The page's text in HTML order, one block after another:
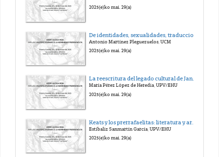
2025(e)ko mai. 29(a)
Antonio Martínez Pleguezuelos, UCM
2025(e)ko mai. 29(a)
La reescritura del legado cultural de Jane Austen desde la fotografía: Regency is still here!
María Pérez López de Heredia, UPV/EHU
2025(e)ko mai. 29(a)
Estíbaliz Sanmartín García, UPV/EHU
2025(e)ko mai. 29(a)